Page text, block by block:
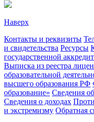
Наверх
Контакты и реквизиты
и свидетельства Ресурсы
государственной
Выписка из реестра
образовательной
высшего образования РФ
образование» Сведения
Сведения о доходах
и экстремизму Обратная